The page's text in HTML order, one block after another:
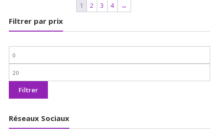
1 2 3 4 →
Filtrer par prix
Prix
min
Prix
max
Filtrer
Réseaux Sociaux